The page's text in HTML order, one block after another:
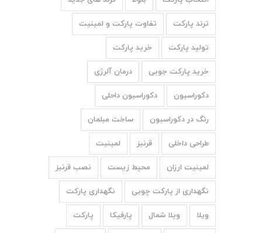
ترند پارکت تفاوت پارکت و لمینیت
تولید پارکت خرید پارکت
خرید پارکت جوبی درمان آلرژی
دکوراسیون دکوراسیون داحلی
رنگ در دکوراسیون ساخت مبلمان
طراحی داخلی قرنیز لمینیت
لمینیت ارزان محیط زیست نصب قرنیز
نگهداری از پارکت چوبی نگهداری پارکت
ویلا ویلا شمال پارفیکا پارکت